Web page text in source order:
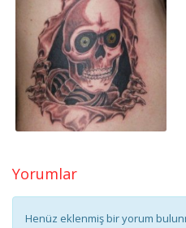
Yorumlar
Henüz eklenmiş bir yorum